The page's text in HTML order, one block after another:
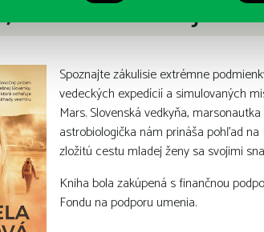
ktorá odhaľuje
Spoznajte zákulisie extrémne
vedeckých expedícií a simulovaných
Mars. Slovenská vedkyňa,
astrobiologička nám prináša pohľad na
zložitú cestu mladej ženy sa svojimi
Kniha bola zakúpená s finančnou
Fondu na podporu umenia.